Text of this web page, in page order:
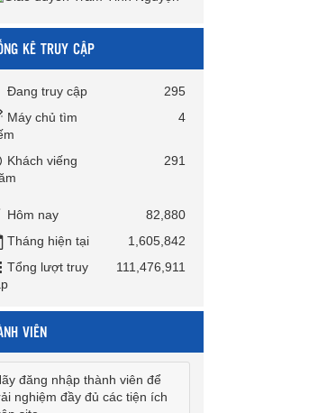
KÊ TRUY CẬP
Đang truy cập
295
Máy chủ tìm
4
Khách viếng
291
Hôm nay
82,880
Tháng hiện tại
1,605,842
Tổng lượt truy
111,476,911
VIÊN
đăng nhập thành viên để
nghiệm đầy đủ các tiện ích